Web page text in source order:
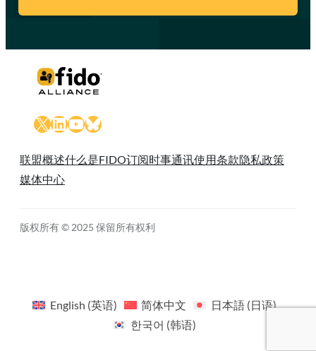
X LinkedIn
YouTube
Bluesky
联盟概述什么是FIDO订阅时事通讯使用条款隐私政策
媒体中心
版权所有 © 2025 保留所有权利
English (英语) 简体中文 日本語(日语)
한국어 (韩语)